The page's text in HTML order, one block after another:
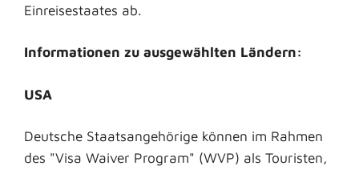
Einreisestaates ab.
Informationen zu ausgewählten Ländern:
USA
Deutsche Staatsangehörige können im Rahmen
des "Visa Waiver Program" (WVP) als Touristen,